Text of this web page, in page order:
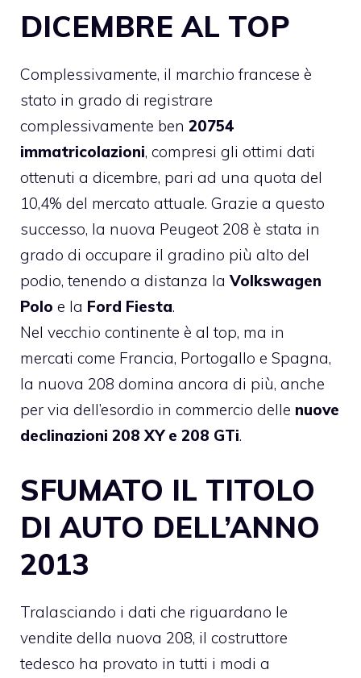
DICEMBRE AL TOP
Complessivamente, il marchio francese è
stato in grado di registrare
complessivamente ben 20754
immatricolazioni, compresi gli ottimi dati
ottenuti a dicembre, pari ad una quota del
10,4% del mercato attuale. Grazie a questo
successo, la nuova Peugeot 208 è stata in
grado di occupare il gradino più alto del
podio, tenendo a distanza laVolkswagen
Polo e la Ford Fiesta.
Nel vecchio continente è al top, ma in
mercati come Francia, Portogallo e Spagna,
la nuova 208 domina ancora di più, anche
per via dell’esordio in commercio delle nuove
declinazioni 208 XY e 208 GTi.
SFUMATO IL TITOLO
DI AUTO DELL’ANNO
2013
Tralasciando i dati che riguardano le
vendite della nuova 208, il costruttore
tedesco ha provato in tutti i modi a